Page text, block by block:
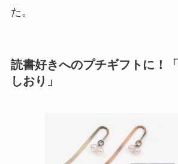
た。
読書好きへのプチギフトに！
しおり」